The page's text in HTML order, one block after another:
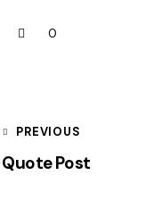
0
PREVIOUS
Quote Post